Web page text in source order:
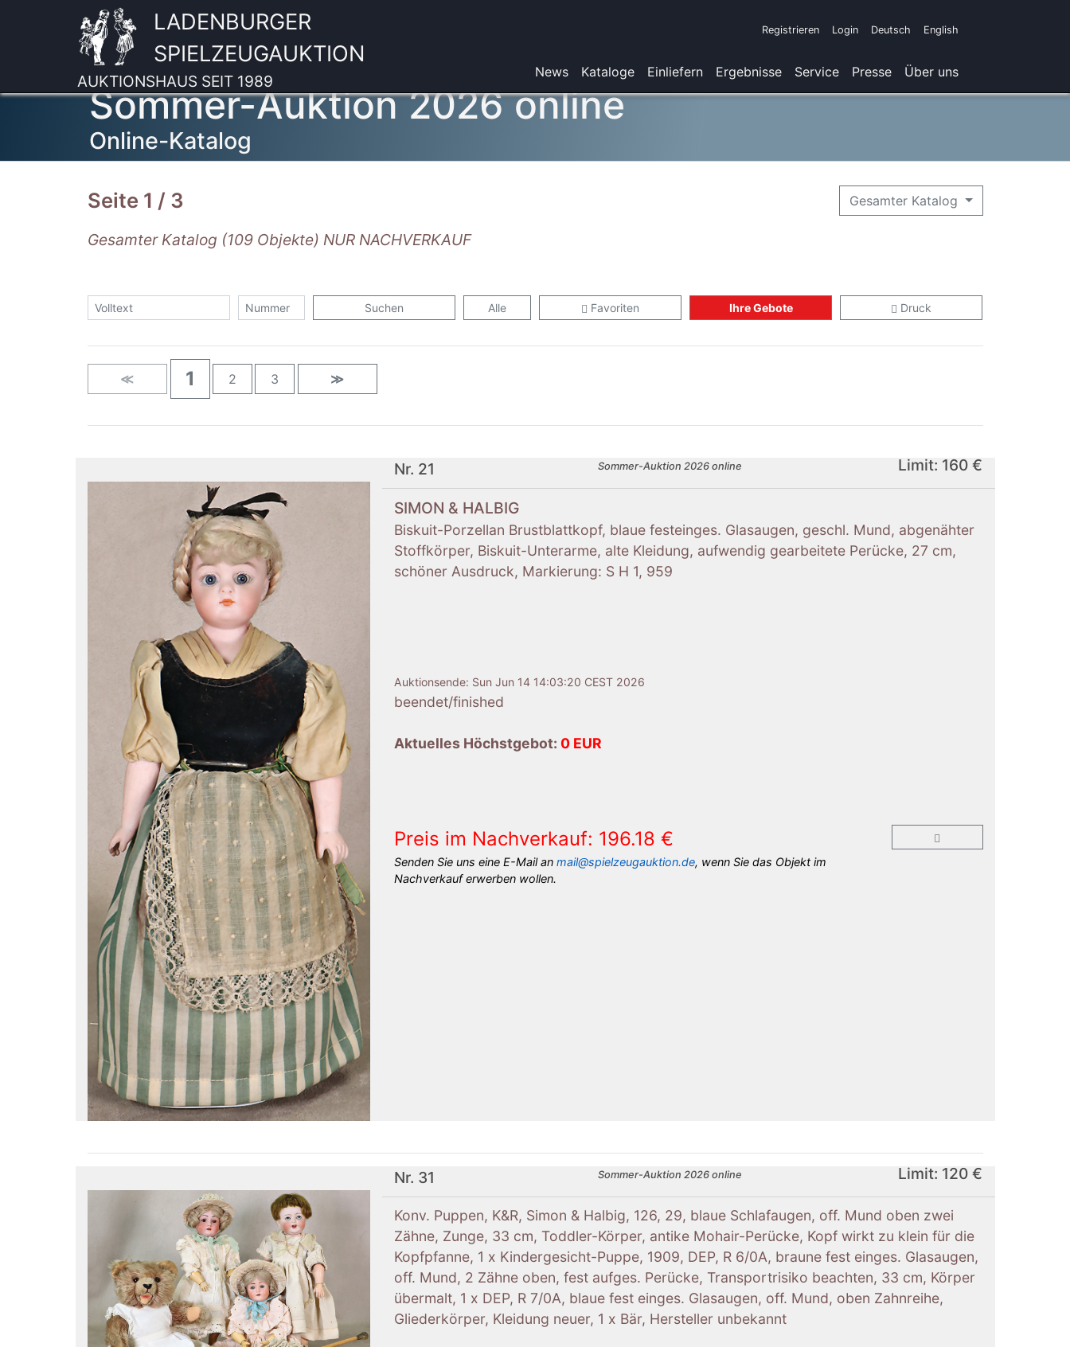
LADENBURGER
SPIELZEUGAUKTION
AUKTIONSHAUS SEIT 1989
Registrieren Login Deutsch English
News Kataloge Einliefern Ergebnisse Service Presse Über uns
Sommer-Auktion 2026 online
Online-Katalog
Seite 1 / 3 Gesamter Katalog
Gesamter Katalog (109 Objekte) NUR NACHVERKAUF
Suchen Alle Favoriten Ihre Gebote Druck
≪ 1 2 3 ≫
Nr. 21 Sommer-Auktion 2026 online Limit: 160 €
SIMON & HALBIG
Biskuit-Porzellan Brustblattkopf, blaue festeinges. Glasaugen, geschl. Mund, abgenähter
Stoffkörper, Biskuit-Unterarme, alte Kleidung, aufwendig gearbeitete Perücke, 27 cm,
schöner Ausdruck, Markierung: S H 1, 959
Auktionsende: Sun Jun 14 14:03:20 CEST 2026
beendet/finished
Aktuelles Höchstgebot: 0 EUR
Preis im Nachverkauf: 196.18 €
Senden Sie uns eine E-Mail an mail@spielzeugauktion.de, wenn Sie das Objekt im
Nachverkauf erwerben wollen.
Nr. 31 Sommer-Auktion 2026 online Limit: 120 €
Konv. Puppen, K&R, Simon & Halbig, 126, 29, blaue Schlafaugen, off. Mund oben zwei
Zähne, Zunge, 33 cm, Toddler-Körper, antike Mohair-Perücke, Kopf wirkt zu klein für die
Kopfpfanne, 1 x Kindergesicht-Puppe, 1909, DEP, R 6/0A, braune fest einges. Glasaugen,
off. Mund, 2 Zähne oben, fest aufges. Perücke, Transportrisiko beachten, 33 cm, Körper
übermalt, 1 x DEP, R 7/0A, blaue fest einges. Glasaugen, off. Mund, oben Zahnreihe,
Gliederkörper, Kleidung neuer, 1 x Bär, Hersteller unbekannt